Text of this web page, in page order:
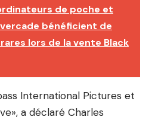
de poche et
bénéficient de
lors de la vente Black
International Pictures et
a déclaré Charles